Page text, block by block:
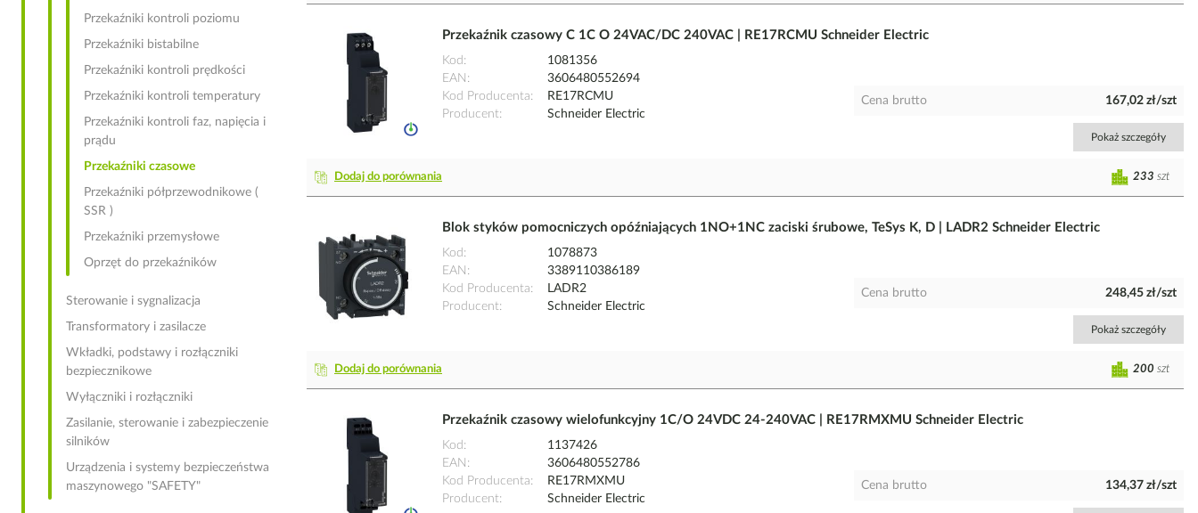
Przekaźnik czasowy C 1C O 24VAC/DC 240VAC | RE17RCMU Schneider Electric
Kod
1081356
EAN
3606480552694
Kod Producenta
RE17RCMU
Producent
Schneider Electric
Cena brutto 167,02 zł/szt
Pokaż szczegóły
Dodaj do porównania 233 szt
Blok styków pomocniczych opóźniających 1NO+1NC zaciski śrubowe, TeSys K, D | LADR2 Schneider Electric
Kod
1078873
EAN
3389110386189
Kod Producenta
LADR2
Producent
Schneider Electric
Cena brutto 248,45 zł/szt
Pokaż szczegóły
Dodaj do porównania 200 szt
Przekaźnik czasowy wielofunkcyjny 1C/O 24VDC 24-240VAC | RE17RMXMU Schneider Electric
Kod
1137426
EAN
3606480552786
Kod Producenta
RE17RMXMU
Producent
Schneider Electric
Cena brutto 134,37 zł/szt
Przekaźniki kontroli poziomu
Przekaźniki bistabilne
Przekaźniki kontroli prędkości
Przekaźniki kontroli temperatury
Przekaźniki kontroli faz, napięcia i
prądu
Przekaźniki czasowe
Przekaźniki półprzewodnikowe (
SSR )
Przekaźniki przemysłowe
Oprzęt do przekaźników
Sterowanie i sygnalizacja
Transformatory i zasilacze
Wkładki, podstawy i rozłączniki
bezpiecznikowe
Wyłączniki i rozłączniki
Zasilanie, sterowanie i zabezpieczenie
silników
Urządzenia i systemy bezpieczeństwa
maszynowego "SAFETY"